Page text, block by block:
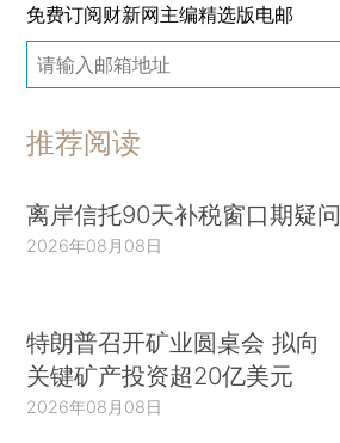
免费订阅财新网主编精选版电邮
推荐阅读
离岸信托90天补税窗口期疑问
2026年08月08日
特朗普召开矿业圆桌会 拟向
关键矿产投资超20亿美元
2026年08月08日